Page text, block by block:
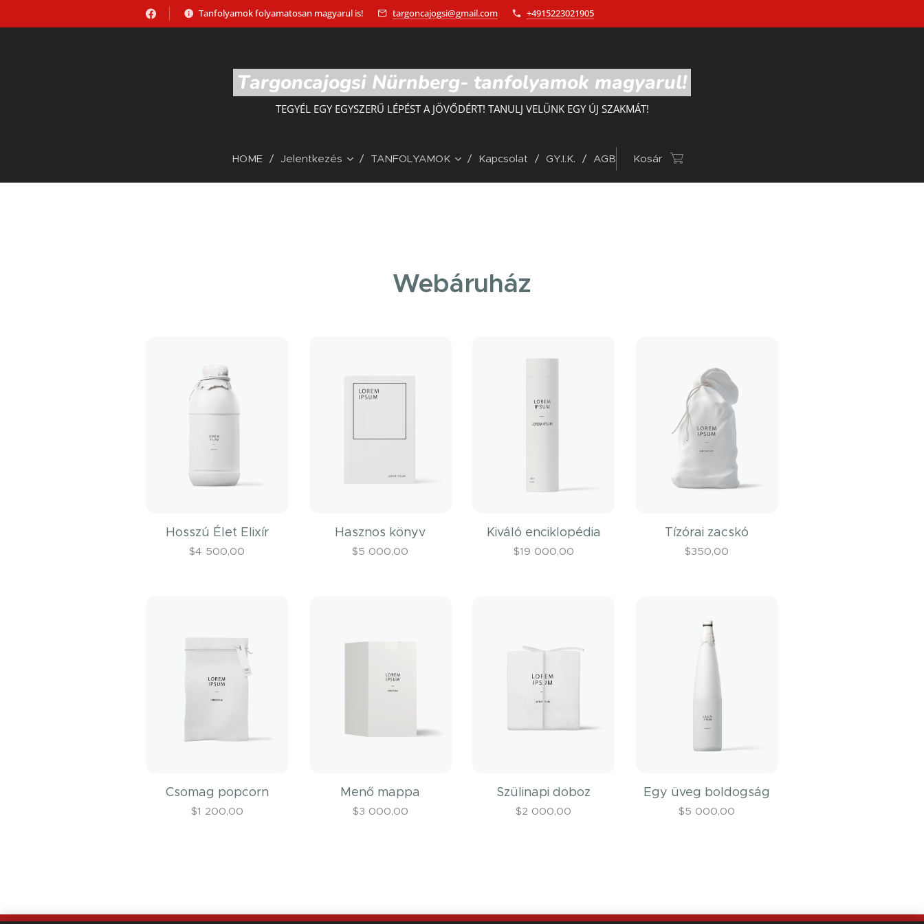
Tanfolyamok folyamatosan magyarul is! targoncajogsi@gmail.com +4915223021905
Targoncajogsi Nürnberg- tanfolyamok magyarul!
TEGYÉL EGY EGYSZERŰ LÉPÉST A JÖVŐDÉRT! TANULJ VELÜNK EGY ÚJ SZAKMÁT!
HOME Jelentkezés TANFOLYAMOK Kapcsolat GY.I.K. AGB Kosár
Webáruház
Hosszú Élet Elixír
$4 500,00
Hasznos könyv
$5 000,00
Kiváló enciklopédia
$19 000,00
Tízórai zacskó
$350,00
Csomag popcorn
$1 200,00
Menő mappa
$3 000,00
Szülinapi doboz
$2 000,00
Egy üveg boldogság
$5 000,00